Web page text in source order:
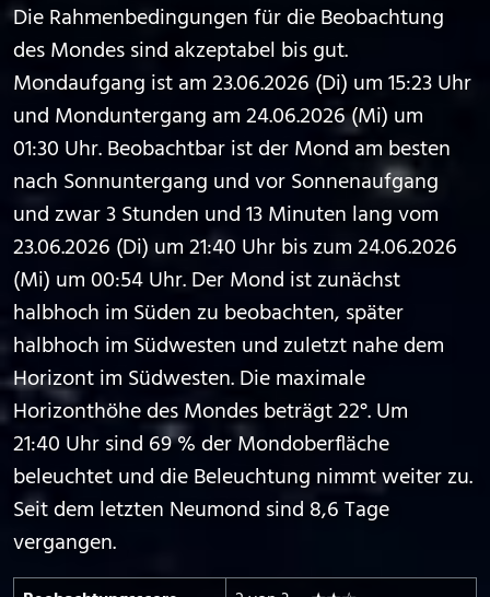
Die Rahmenbedingungen für die Beobachtung
des Mondes sind akzeptabel bis gut.
Mondaufgang ist am 23.06.2026 (Di) um 15:23 Uhr
und Monduntergang am 24.06.2026 (Mi) um
01:30 Uhr. Beobachtbar ist der Mond am besten
nach Sonnuntergang und vor Sonnenaufgang
und zwar 3 Stunden und 13 Minuten lang vom
23.06.2026 (Di) um 21:40 Uhr bis zum 24.06.2026
(Mi) um 00:54 Uhr. Der Mond ist zunächst
halbhoch im Süden zu beobachten, später
halbhoch im Südwesten und zuletzt nahe dem
Horizont im Südwesten. Die maximale
Horizonthöhe des Mondes beträgt 22°. Um
21:40 Uhr sind 69 % der Mondoberfläche
beleuchtet und die Beleuchtung nimmt weiter zu.
Seit dem letzten Neumond sind 8,6 Tage
vergangen.